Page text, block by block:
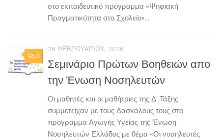
στο εκπαιδευτικό πρόγραμμα «Ψηφιακή
Πραγματικότητα στο Σχολείο»...
0
26 ΦΕΒΡΟΥΑΡΊΟΥ, 2026
Σεμινάριο Πρώτων Βοηθειών απο
την Ένωση Νοσηλευτών
Οι μαθητές και οι μαθήτριες της Δ’ Τάξης
συμμετείχαν με τους Δασκάλους τους στο
πρόγραμμα Αγωγής Υγείας της Ένωση
Νοσηλευτών Ελλάδος με θέμα «Οι νοσηλευτές